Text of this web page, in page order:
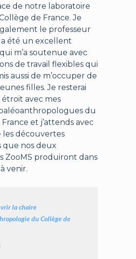
de notre laboratoire
de France. Je
le professeur
été un excellent
m’a soutenue avec
de travail flexibles qui
aussi de m’occuper de
filles. Je resterai
avec mes
du
et j’attends avec
les découvertes
que nos deux
ZooMS produiront dans
venir.
la chaire
du Collège de